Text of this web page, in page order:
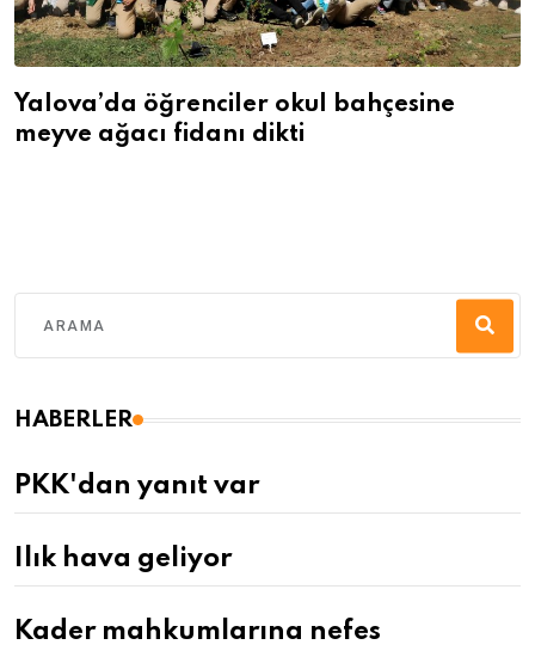
Yalova’da öğrenciler okul bahçesine
meyve ağacı fidanı dikti
HABERLER
PKK'dan yanıt var
Ilık hava geliyor
Kader mahkumlarına nefes